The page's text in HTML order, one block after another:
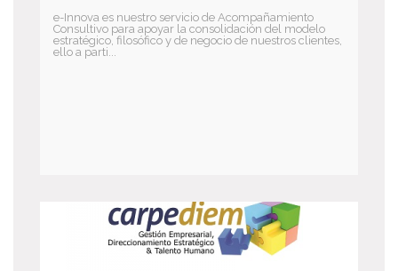
e-Innova es nuestro servicio de Acompañamiento
Consultivo para apoyar la consolidación del modelo
estratégico, filosófico y de negocio de nuestros clientes,
ello a parti...